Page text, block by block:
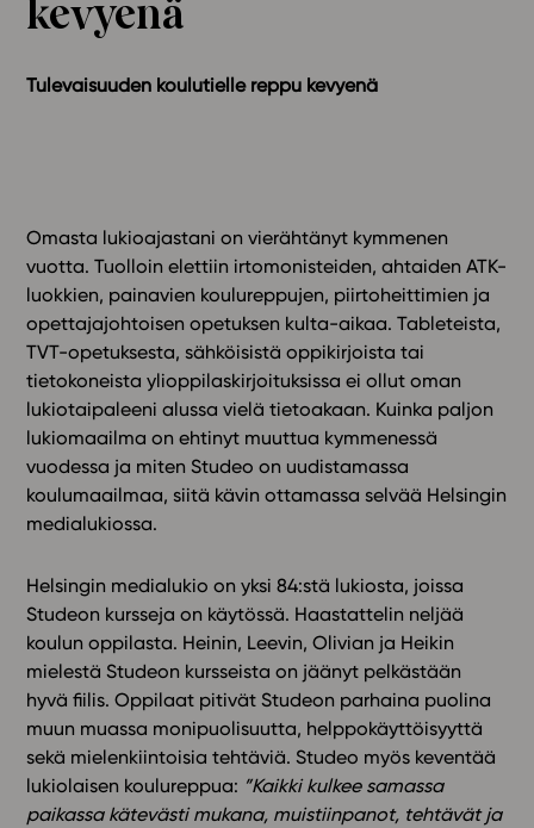
Suosittelut
Ohjevideot
Tilaa uutiskirje
Ota yhteyttä
In English
kevyenä
Tulevaisuuden koulutielle reppu kevyenä
Omasta lukioajastani on vierähtänyt kymmenen
vuotta. Tuolloin elettiin irtomonisteiden, ahtaiden ATK-
luokkien, painavien koulureppujen, piirtoheittimien ja
opettajajohtoisen opetuksen kulta-aikaa. Tableteista,
TVT-opetuksesta, sähköisistä oppikirjoista tai
tietokoneista ylioppilaskirjoituksissa ei ollut oman
lukiotaipaleeni alussa vielä tietoakaan. Kuinka paljon
lukiomaailma on ehtinyt muuttua kymmenessä
vuodessa ja miten Studeo on uudistamassa
koulumaailmaa, siitä kävin ottamassa selvää Helsingin
medialukiossa.
Helsingin medialukio on yksi 84:stä lukiosta, joissa
Studeon kursseja on käytössä. Haastattelin neljää
koulun oppilasta. Heinin, Leevin, Olivian ja Heikin
mielestä Studeon kursseista on jäänyt pelkästään
hyvä fiilis. Oppilaat pitivät Studeon parhaina puolina
muun muassa monipuolisuutta, helppokäyttöisyyttä
sekä mielenkiintoisia tehtäviä. Studeo myös keventää
lukiolaisen koulureppua: ”Kaikki kulkee samassa
paikassa kätevästi mukana, muistiinpanot, tehtävät ja